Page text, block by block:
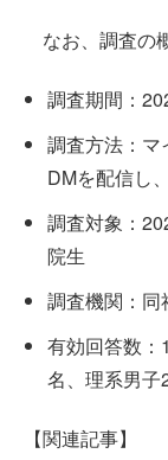
なお、調査の
調査期間：
調査方法：
DMを配信し
調査対象：
院生
調査機関：同
有効回答数
名、理系男子
【関連記事】